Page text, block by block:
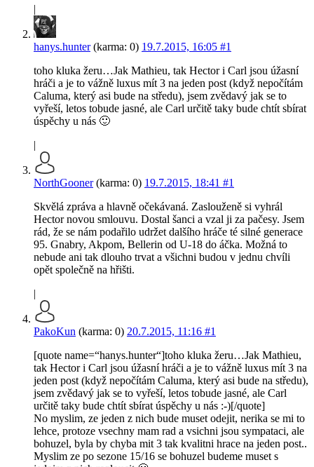
|
hanys.hunter(karma: 0) 19.7.2015, 16:05 #1
toho kluka žeru…Jak Mathieu, tak Hector i Carl jsou úžasní
hráči a je to vážně luxus mít 3 na jeden post (když nepočítám
Caluma, který asi bude na středu), jsem zvědavý jak se to
vyřeší, letos tobude jasné, ale Carl určitě taky bude chtít sbírat
úspěchy u nás 🙂
|
NorthGooner(karma: 0) 19.7.2015, 18:41 #1
Skvělá zpráva a hlavně očekávaná. Zaslouženě si vyhrál
Hector novou smlouvu. Dostal šanci a vzal ji za pačesy. Jsem
rád, že se nám podařilo udržet dalšího hráče té silné generace
95. Gnabry, Akpom, Bellerin od U-18 do áčka. Možná to
nebude ani tak dlouho trvat a všichni budou v jednu chvíli
opět společně na hřišti.
|
PakoKun (karma: 0) 20.7.2015, 11:16 #1
[quote name=“hanys.hunter“]toho kluka žeru…Jak Mathieu,
tak Hector i Carl jsou úžasní hráči a je to vážně luxus mít 3 na
jeden post (když nepočítám Caluma, který asi bude na středu),
jsem zvědavý jak se to vyřeší, letos tobude jasné, ale Carl
určitě taky bude chtít sbírat úspěchy u nás :-)[/quote]
No myslim, ze jeden z nich bude muset odejit, nerika se mi to
lehce, protoze vsechny mam rad a vsichni jsou sympataci, ale
bohuzel, byla by chyba mit 3 tak kvalitni hrace na jeden post..
Myslim ze po sezone 15/16 se bohuzel budeme muset s